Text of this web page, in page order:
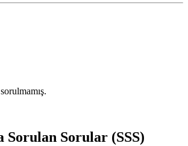
Sorulan Sorular (SSS)